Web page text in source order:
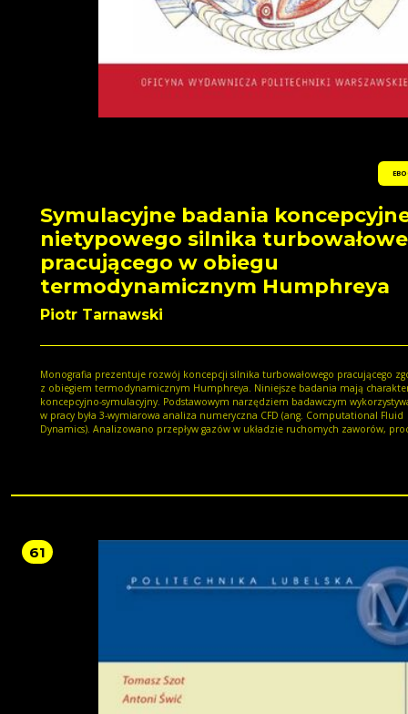
Symulacyjne badania
nietypowego silnika
pracującego w obiegu
termodynamicznym Humphreya
Piotr Tarnawski
Monografia prezentuje rozwój koncepcji silnika turbowałowego pracującego
z obiegiem termodynamicznym Humphreya. Niniejsze badania mają
koncepcyjno-symulacyjny. Podstawowym narzędziem badawczym
w pracy była 3-wymiarowa analiza numeryczna CFD (ang. Computational Fluid
Dynamics). Analizowano przepływ gazów w układzie ruchomych zaworów,
pośrednie silnika oraz stopniową eliminację jego wad, które doprowadziły do
61